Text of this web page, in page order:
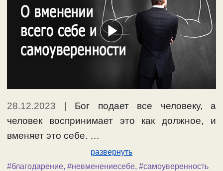
28.12.2023 | Бог подает все человеку, а
человек воспринимает это как должное, и
вменяет это себе. …
развернуть
#благодарение, #невменениесебе, #самоуверенность